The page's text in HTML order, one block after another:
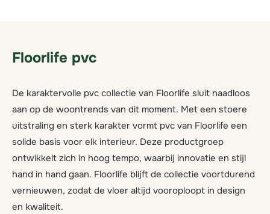
Floorlife pvc
De karaktervolle pvc collectie van Floorlife sluit naadloos
aan op de woontrends van dit moment. Met een stoere
uitstraling en sterk karakter vormt pvc van Floorlife een
solide basis voor elk interieur. Deze productgroep
ontwikkelt zich in hoog tempo, waarbij innovatie en stijl
hand in hand gaan. Floorlife blijft de collectie voortdurend
vernieuwen, zodat de vloer altijd vooroploopt in design
en kwaliteit.